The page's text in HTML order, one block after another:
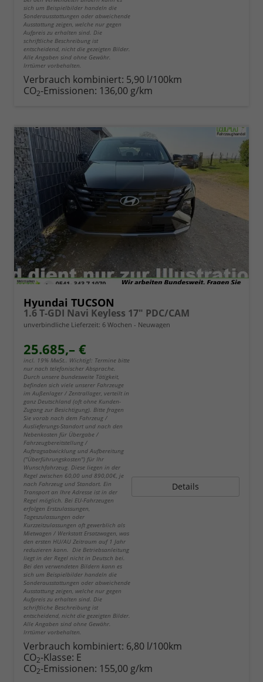
sich um Beispielbilder handeln die
Sonderausstattungen oder abweichende
Ausstattung zeigen, welche nur gegen
Aufpreis zu erhalten sind. Die
schriftliche Beschreibung ist
entscheidend, nicht die gezeigten Bilder.
Alle Angaben sind ohne Gewähr.
Irrtümer vorbehalten.
Verbrauch kombiniert: 5,90 l/100km
CO2-Emissionen: 136,00 g/km
Hyundai TUCSON
1.6 T-GDI Navi Keyless 17" PDC/CAM
unverbindliche Lieferzeit: 6 Wochen Neuwagen
25.685,– €
incl. 19% MwSt.. Wichtig!: Termine bitte
nur nach telefonischer Absprache.
Durch unsere bundesweite Tätigkeit,
befinden sich viele unserer Fahrzeuge
im Außenlager / Zentrallager, verteilt in
ganz Deutschland (oft ohne Kunden-
Zugang zur Besichtigung). Bitte fragen
Sie vorab nach dem Fahrzeug /
Auslieferungs-Standort und nach den
Nebenkosten für Übergabe /
Fahrzeugbereitstellung /
Auftragsabwicklung und Aufbereitung
("Überführungskosten") für Ihr
Wunschfahrzeug. Diese liegen in der
Regel zwischen 60,00 und 890,00€, je
nach Fahrzeug und Standort. Ein
Transport an Ihre Adresse ist in der
Regel möglich. Bei EU-Fahrzeugen
erfolgen Erstzulassungen,
Tageszulassungen oder
Kurzzeitzulassungen oft gewerblich als
Mietwagen / Werkstatt Ersatzwagen, was
den ersten HU/AU Zeitraum auf 1 Jahr
reduzieren kann. Die Betriebsanleitung
liegt in der Regel nicht in Deutsch bei.
Bei den verwendeten Bildern kann es
sich um Beispielbilder handeln die
Sonderausstattungen oder abweichende
Ausstattung zeigen, welche nur gegen
Aufpreis zu erhalten sind. Die
schriftliche Beschreibung ist
entscheidend, nicht die gezeigten Bilder.
Alle Angaben sind ohne Gewähr.
Irrtümer vorbehalten.
Details
Verbrauch kombiniert: 6,80 l/100km
CO2-Klasse: E
CO2-Emissionen: 155,00 g/km